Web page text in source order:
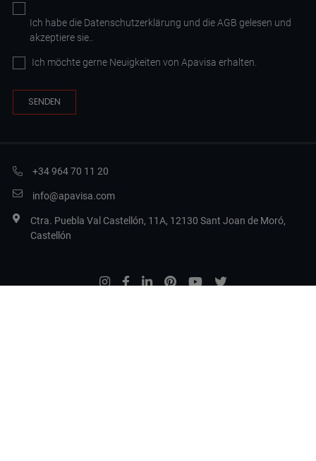
Ich habe die Datenschutzerklärung und die AGB gelesen und
akzeptiere sie.
Ich möchte gerne Neuigkeiten von Apavisa erhalten.
+34 964 70 11 20
info@apavisa.com
Ctra. Puebla Val Castellón, 11A, 12130 Sant Joan de Moró,
Castellón